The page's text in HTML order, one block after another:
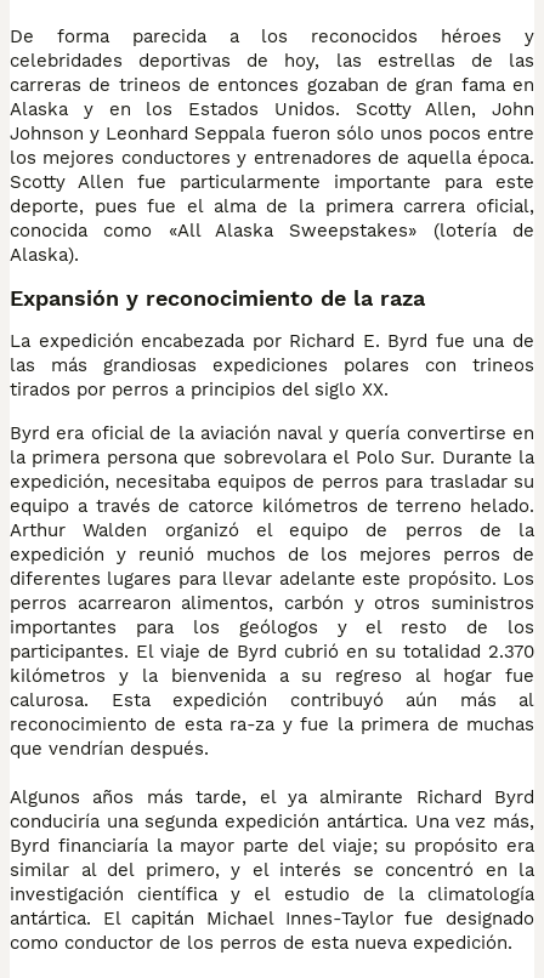
De forma parecida a los reconocidos héroes y
celebridades deportivas de hoy, las estrellas de las
carreras de trineos de entonces gozaban de gran fama en
Alaska y en los Estados Unidos. Scotty Allen, John
Johnson y Leonhard Seppala fueron sólo unos pocos entre
los mejores conductores y entrenadores de aquella época.
Scotty Allen fue particularmente importante para este
deporte, pues fue el alma de la primera carrera oficial,
conocida como «All Alaska Sweepstakes» (lotería de
Alaska).
Expansión y reconocimiento de la raza
La expedición encabezada por Richard E. Byrd fue una de
las más grandiosas expediciones polares con trineos
tirados por perros a principios del siglo XX.
Byrd era oficial de la aviación naval y quería convertirse en
la primera persona que sobrevolara el Polo Sur. Durante la
expedición, necesitaba equipos de perros para trasladar su
equipo a través de catorce kilómetros de terreno helado.
Arthur Walden organizó el equipo de perros de la
expedición y reunió muchos de los mejores perros de
diferentes lugares para llevar adelante este propósito. Los
perros acarrearon alimentos, carbón y otros suministros
importantes para los geólogos y el resto de los
participantes. El viaje de Byrd cubrió en su totalidad 2.370
kilómetros y la bienvenida a su regreso al hogar fue
calurosa. Esta expedición contribuyó aún más al
reconocimiento de esta ra-za y fue la primera de muchas
que vendrían después.
Algunos años más tarde, el ya almirante Richard Byrd
conduciría una segunda expedición antártica. Una vez más,
Byrd financiaría la mayor parte del viaje; su propósito era
similar al del primero, y el interés se concentró en la
investigación científica y el estudio de la climatología
antártica. El capitán Michael Innes-Taylor fue designado
como conductor de los perros de esta nueva expedición.